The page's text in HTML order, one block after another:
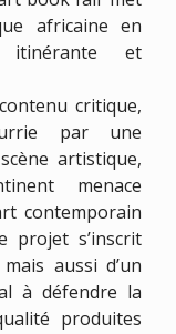
africaine en
itinérante et
critique,
par une
artistique,
menace
contemporain
projet s’inscrit
aussi d’un
à défendre la
produites